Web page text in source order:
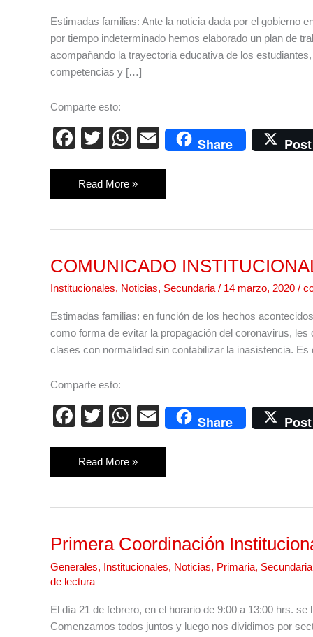
Estimadas familias: Ante la noticia dada por el gobierno
por tiempo indeterminado hemos elaborado un plan de
acompañando la trayectoria educativa de los
competencias y […]
Comparte esto:
F
c
e
b
o
k
T
tt
er
W
at
s
A
p
E
Share Post
LAS
FAMILIAS
Read More »
COMUNICADO
Institucionales, Noticias, Secundaria / 14 marzo, 2020 /
Estimadas familias: en función de los hechos
como forma de evitar la propagación del coronavirus,
clases con normalidad sin contabilizar la inasistencia.
Comparte esto:
F
c
e
b
o
k
T
tt
er
W
at
s
A
p
E
Share Post
COMUNICADO
Read More »
Primera Coordinación
Generales, Institucionales, Noticias, Primaria, Secundaria
de lectura
El día 21 de febrero, en el horario de 9:00 a 13:00 hrs.
Comenzamos todos juntos y luego nos dividimos por
Primera
Institucional.